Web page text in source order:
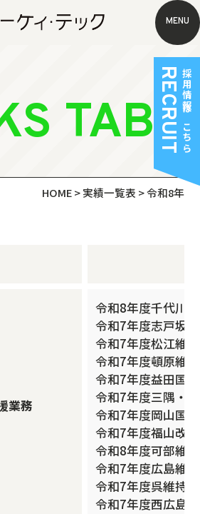
MENU
HOME>実績一覧表 >令和8年
業務
令和8年度千代川
令和7年度志戸坂
令和7年度松江維
令和7年度頓原維
令和7年度益田国
令和7年度三隅・
令和7年度岡山国
令和7年度福山改
令和8年度可部維
令和7年度広島維
令和7年度呉維持
令和7年度西広島
採用情報はこちら
RECRUIT